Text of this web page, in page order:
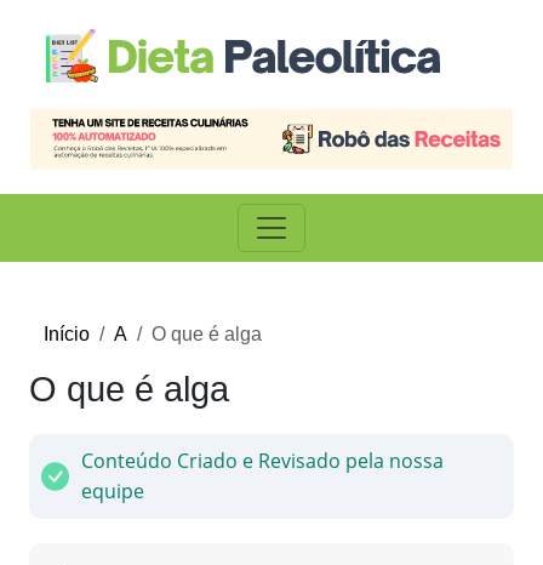
Início A O que é alga
O que é alga
Conteúdo Criado e Revisado pela nossa
equipe